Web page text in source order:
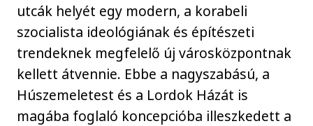
utcák helyét egy modern, a korabeli
szocialista ideológiának és építészeti
trendeknek megfelelő új városközpontnak
kellett átvennie. Ebbe a nagyszabású, a
Húszemeletest és a Lordok Házát is
magába foglaló koncepcióba illeszkedett a